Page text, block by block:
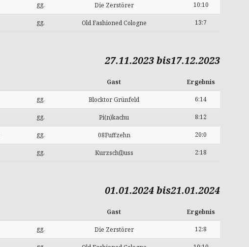
gg. Die Zerstörer 10:10
gg. Old Fashioned Cologne 13:7
27.11.2023 bis17.12.2023
Gast Ergebnis
gg. Blocktor Grünfeld 6:14
gg. Pi(n)kachu 8:12
gg. 08Fuffzehn 20:0
gg. Kurzsch(l)uss 2:18
01.01.2024 bis21.01.2024
Gast Ergebnis
gg. Die Zerstörer 12:8